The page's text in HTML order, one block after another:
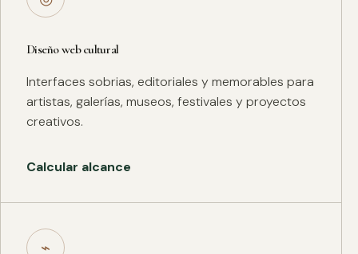
Diseño web cultural
Interfaces sobrias, editoriales y memorables para
artistas, galerías, museos, festivales y proyectos
creativos.
Calcular alcance
⌁